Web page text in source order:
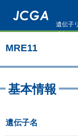
ン
ン
に
遺伝子
MRE11
基本情報
遺伝子名